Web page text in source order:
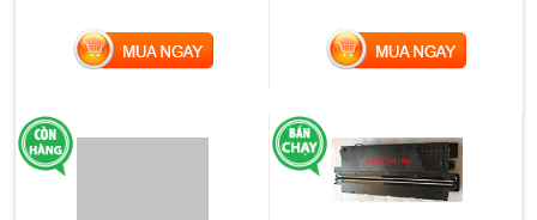
MUA NGAY MUA NGAY